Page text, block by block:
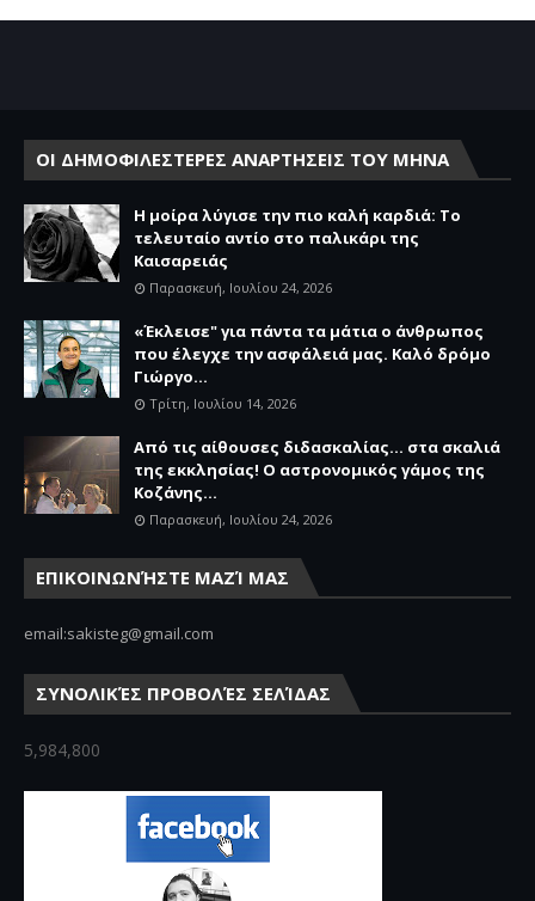
ΟΙ ΔΗΜΟΦΙΛΕΣΤΕΡΕΣ ΑΝΑΡΤΗΣΕΙΣ ΤΟΥ ΜΗΝΑ
Η μοίρα λύγισε την πιο καλή καρδιά: Το
τελευταίο αντίο στο παλικάρι της
Καισαρειάς
Παρασκευή, Ιουλίου 24, 2026
«Έκλεισε" για πάντα τα μάτια ο άνθρωπος
που έλεγχε την ασφάλειά μας. Καλό δρόμο
Γιώργο...
Τρίτη, Ιουλίου 14, 2026
Από τις αίθουσες διδασκαλίας… στα σκαλιά
της εκκλησίας! Ο αστρονομικός γάμος της
Κοζάνης...
Παρασκευή, Ιουλίου 24, 2026
ΕΠΙΚΟΙΝΩΝΉΣΤΕ ΜΑΖΊ ΜΑΣ
email:sakisteg@gmail.com
ΣΥΝΟΛΙΚΈΣ ΠΡΟΒΟΛΈΣ ΣΕΛΊΔΑΣ
5,984,800